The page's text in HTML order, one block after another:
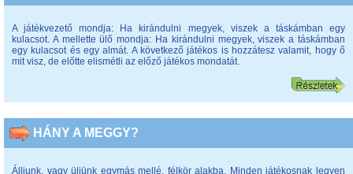
A játékvezető mondja: Ha kirándulni megyek, viszek a táskámban egy
kulacsot. A mellette ülő mondja: Ha kirándulni megyek, viszek a táskámban
egy kulacsot és egy almát. A következő játékos is hozzátesz valamit, hogy ő
mit visz, de előtte elismétli az előző játékos mondatát.
HÁNY A MEGGY?
Álljunk, vagy üljünk egymás mellé, félkör alakba. Minden játékosnak legyen